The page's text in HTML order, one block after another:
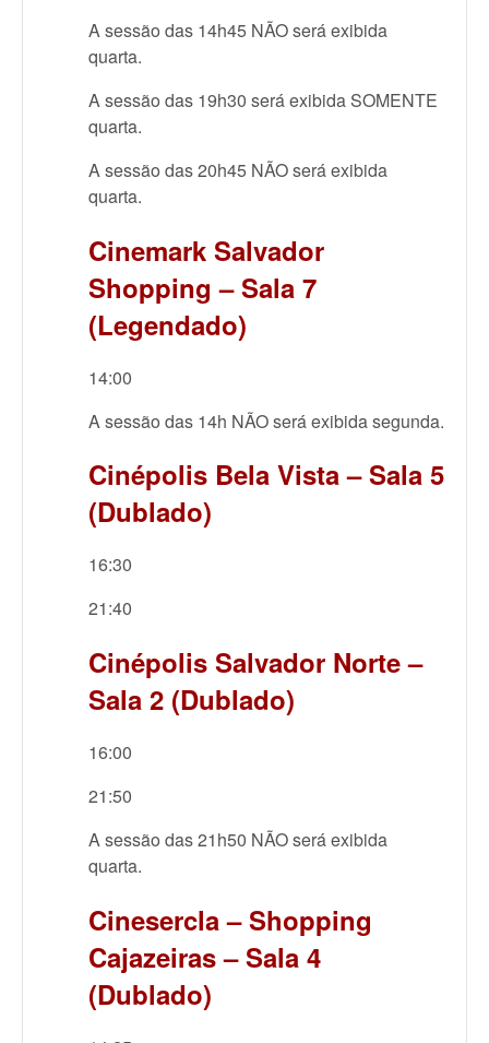
A sessão das 14h45 NÃO será exibida
quarta.
A sessão das 19h30 será exibida SOMENTE
quarta.
A sessão das 20h45 NÃO será exibida
quarta.
Cinemark Salvador
Shopping – Sala 7
(Legendado)
14:00
A sessão das 14h NÃO será exibida segunda.
Cinépolis Bela Vista – Sala 5
(Dublado)
16:30
21:40
Cinépolis Salvador Norte –
Sala 2 (Dublado)
16:00
21:50
A sessão das 21h50 NÃO será exibida
quarta.
Cinesercla – Shopping
Cajazeiras – Sala 4
(Dublado)